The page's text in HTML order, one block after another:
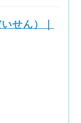
せん）｜